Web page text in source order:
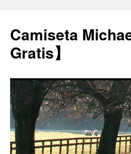
Camiseta
Gratis】